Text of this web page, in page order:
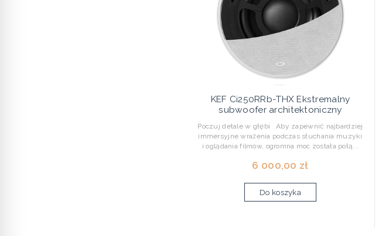
KEF Ci250RRb-THX Ekstremalny
subwoofer architektoniczny
Poczuj detale w głębi Aby zapewnić najbardziej
immersyjne wrażenia podczas słuchania muzyki
i oglądania filmów, ogromna moc została połą...
6 000,00 zł
Do koszyka